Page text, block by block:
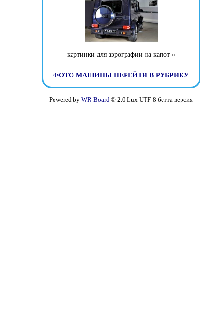
картинки для аэрографии на капот »
ФОТО МАШИНЫ ПЕРЕЙТИ В РУБРИКУ
Powered by WR-Board © 2.0 Lux UTF-8 бетта версия